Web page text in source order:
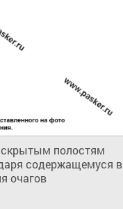
скрытым полостям
содержащемуся в
очагов